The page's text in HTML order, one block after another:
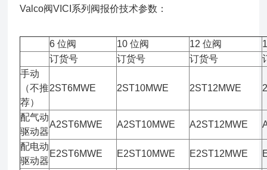
Valco阀VICI系列阀报价技术参数：
6 位阀 10 位阀 12 位阀
订货号
订货号 订货号
手动
（不推
荐）
2ST6MWE 2ST10MWE 2ST12MWE
配气动
驱动器
A2ST6MWE A2ST10MWE A2ST12MWE
配电动
驱动器
E2ST6MWE E2ST10MWE E2ST12MWE